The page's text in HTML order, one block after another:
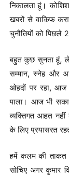
निकालता हूं।
खबरों से वाकिफ
चुनौतियों को पिछले
बहुत कुछ सुनता हूं,
सम्मान, स्नेह और
ओहदों पर रहा, आज
पाला। आज भी
व्यक्तिगत आहत
के लिए प्रयासरत
हमें कलम की ताकत
सोचिए अगर कुमार